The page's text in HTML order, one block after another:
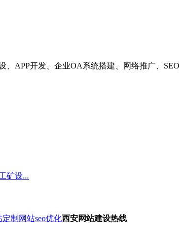
APP开发、企业OA系统搭建、网络推广、
矿设...
制 网站seo优化西安网站建设热线